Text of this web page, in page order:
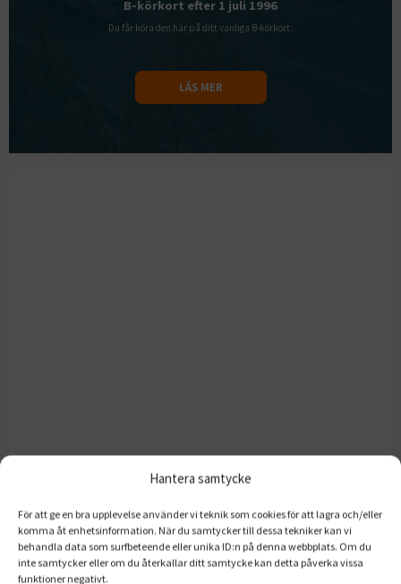
Hantera samtycke
För att ge en bra upplevelse använder vi teknik som cookies för att lagra och/eller
komma åt enhetsinformation. När du samtycker till dessa tekniker kan vi
behandla data som surfbeteende eller unika ID:n på denna webbplats. Om du
inte samtycker eller om du återkallar ditt samtycke kan detta påverka vissa
funktioner negativt.
B-körkort efter 1 juli 1996
Du får köra den här på ditt vanliga B-körkort.
LÄS MER